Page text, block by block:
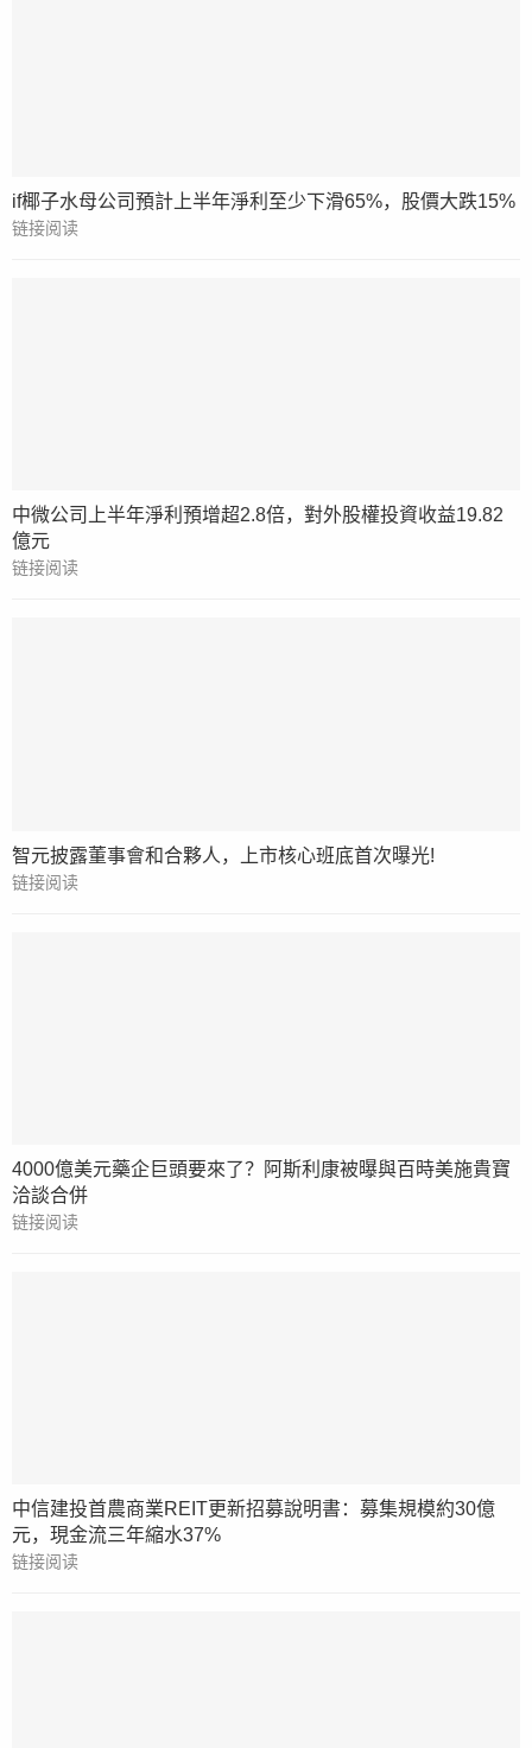
if椰子水母公司預計上半年淨利至少下滑65%，股價大跌15%
链接阅读
中微公司上半年淨利預增超2.8倍，對外股權投資收益19.82
億元
链接阅读
智元披露董事會和合夥人，上市核心班底首次曝光!
链接阅读
4000億美元藥企巨頭要來了？阿斯利康被曝與百時美施貴寶
洽談合併
链接阅读
中信建投首農商業REIT更新招募說明書：募集規模約30億
元，現金流三年縮水37%
链接阅读